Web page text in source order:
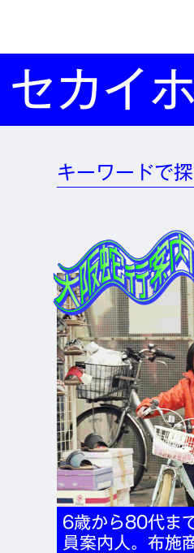
セカイ
キーワードで
6歳から80代ま
員案内人。布施